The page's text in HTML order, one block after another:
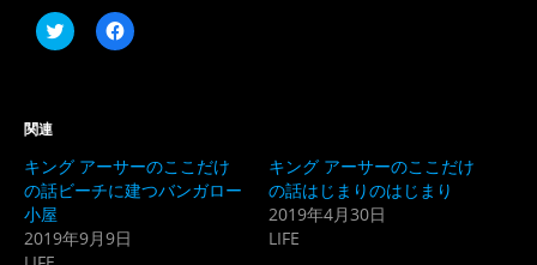
ク
リ
有
(新
し
ウ
ィ
Facebook
で
リ
ッ
ク
て
く
関連
キング アーサーのここだけ
の話ビーチに建つバンガロー
小屋
2019年9月9日
キング アーサーのここだけ
の話はじまりのはじまり
2019年4月30日
LIFE